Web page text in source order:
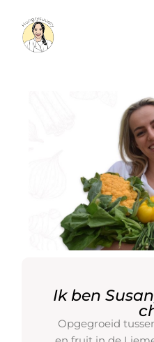
Ik ben
Opgegroeid